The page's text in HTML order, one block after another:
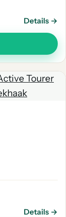
Details →
Details →